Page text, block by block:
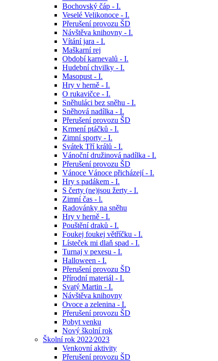
Bochovský čáp - I.
Veselé Velikonoce - I.
Přerušení provozu ŠD
Návštěva knihovny - I.
Vítání jara - I.
Maškarní rej
Období karnevalů - I.
Hudební chvilky - I.
Masopust - I.
Hry v herně - I.
O rukavičce - I.
Sněhuláci bez sněhu - I.
Sněhová nadílka - I.
Přerušení provozu ŠD
Krmení ptáčků - I.
Zimní sporty - I.
Svátek Tří králů - I.
Vánoční družinová nadílka - I.
Přerušení provozu ŠD
Vánoce Vánoce přicházejí - I.
Hry s padákem - I.
S čerty (ne)jsou žerty - I.
Zimní čas - l.
Radovánky na sněhu
Hry v herně - I.
Pouštění draků - I.
Foukej foukej větříčku - I.
Lísteček mi dlaň spad - I.
Turnaj v pexesu - I.
Halloween - I.
Přerušení provozu ŠD
Přírodní materiál - I.
Svatý Martin - I.
Návštěva knihovny
Ovoce a zelenina - I.
Přerušení provozu ŠD
Pobyt venku
Nový školní rok
Školní rok 2022⁄2023
Venkovní aktivity
Přerušení provozu ŠD